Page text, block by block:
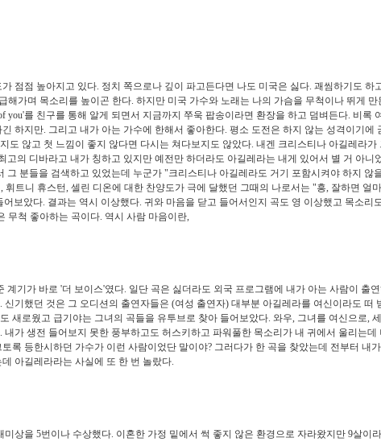
점점 높아지고 있다. 정치 쪽으로나 깊이 파고든다면 나도 미국은 싫다. 괘씸하기도 하
해가며 목소리를 높이곤 한다. 하지만 미국 가수와 노래는 나의 가슴을 무척이나 뛰게 만
you'를 친구를 통해 알게 되면서 지금까지 쭈욱 팝송이라면 환장을 하고 덤벼든다. 비록
하지만. 그리고 내가 아는 가수에 한해서 좋아한다. 평소 도전은 하지 않는 성격이기에
도 않고 첫 느낌이 좋지 않다면 다시는 쳐다보지도 않았다. 내겐 크리스티나 아길레라가
고의 디바라고 내가 칭하고 있지만 예전만 하더라도 아길레라는 내게 있어서 별 거 아니
그 분들을 검색하고 있었는데 누군가 "크리스티나 아길레라도 거기 포함시켜야 하지 않
휘트니 휴스턴, 셀린 디온에 대한 찬양도가 극에 달했던 그때의 나로서는 "흥, 잘하면 얼
보았다. 결과는 역시 이상했다. 귀와 마음을 닫고 들어서인지 곡도 영 이상했고 목소리
무척 좋아하는 곡이다. 역시 사람 마음이란,
바로 '더 보이스'였다. 일단 곡은 싫더라도 외국 프로그램에 내가 아는 사람이 출연
신기했던 것은 그 오디션의 출연자들은 (여성 출연자) 대부분 아길레라를 여신이라도 떠
새로웠고 급기야는 그녀의 곡들을 유투브로 찾아 들어보았다. 와우, 그녀를 여신으로,
가 생전 들어보지 못한 풍부하고도 허스키하고 파워풀한 목소리가 내 귀에서 울리는데
록 등한시하던 가수가 이런 사람이었단 말이야? 그러다가 한 곡을 찾았는데 전부터 내
아길레라라는 사실에 또 한 번 놀랐다.
5번이나 수상했다. 이혼한 가정 밑에서 썩 좋지 않은 환경으로 자라왔지만 9살이라